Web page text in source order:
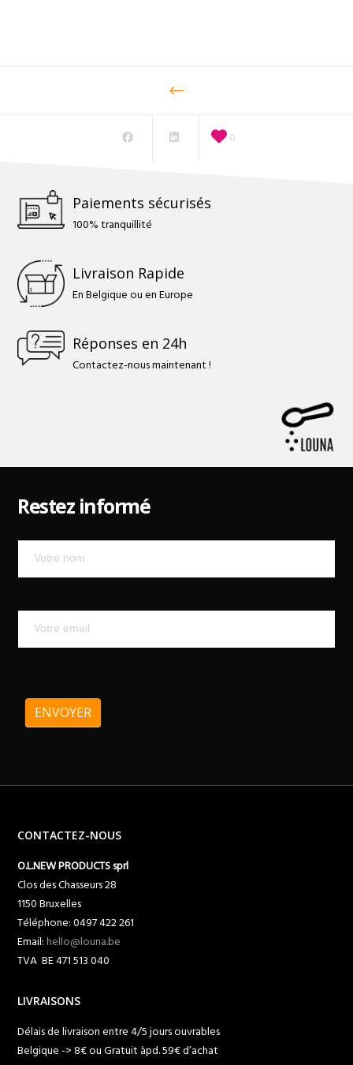
0
Paiements sécurisés
100% tranquillité
Livraison Rapide
En Belgique ou en Europe
Réponses en 24h
Contactez-nous maintenant !
Restez informé
ENVOYER
CONTACTEZ-NOUS
O.L.NEW PRODUCTS sprl
Clos des Chasseurs 28
1150 Bruxelles
Téléphone: 0497 422 261
Email:hello@louna.be
TVA BE 471 513 040
LIVRAISONS
Délais de livraison entre 4/5 jours ouvrables
Belgique -> 8€ ou Gratuit àpd. 59€ d’achat